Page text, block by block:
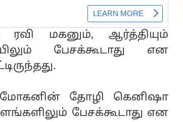
மகனும், ஆர்த்தியும்
பேசக்கூடாது என
தோழி கெனிஷா
பேசக்கூடாது என